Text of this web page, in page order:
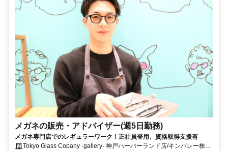
メガネの販売・アドバイザー(週5日勤務)
メガネ専門店でのレギュラーワーク！正社員登用、資格取得支援有
Tokyo Glass Copany -gallery- 神戸ハーバーランド店/キンバレー株式